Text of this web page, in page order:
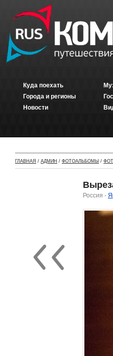
Куда поехать
Города и регионы
Новости
ГЛАВНАЯ / АДМИН / ФОТОАЛЬБОМЫ /
Россия -